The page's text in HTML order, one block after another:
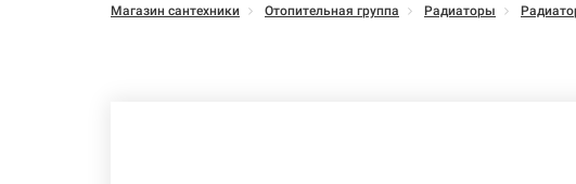
Магазин сантехники Отопительная группа Радиаторы